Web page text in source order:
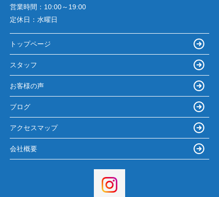
営業時間： 10:00～19:00
定休日： 水曜日
トップページ
スタッフ
お客様の声
ブログ
アクセスマップ
会社概要